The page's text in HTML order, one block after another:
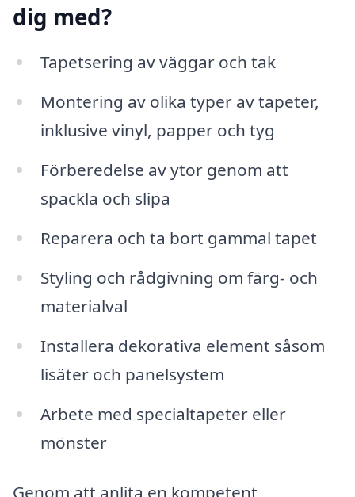
dig med?
Tapetsering av väggar och tak
Montering av olika typer av tapeter,
inklusive vinyl, papper och tyg
Förberedelse av ytor genom att
spackla och slipa
Reparera och ta bort gammal tapet
Styling och rådgivning om färg- och
materialval
Installera dekorativa element såsom
lisäter och panelsystem
Arbete med specialtapeter eller
mönster
Genom att anlita en kompetent